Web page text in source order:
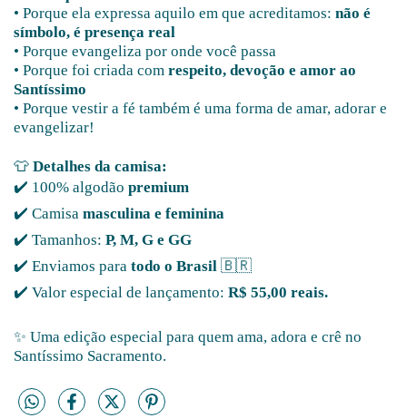
• Porque ela expressa aquilo em que acreditamos: não é
símbolo, é presença real
• Porque evangeliza por onde você passa
• Porque foi criada com respeito, devoção e amor ao
Santíssimo
• Porque vestir a fé também é uma forma de amar, adorar e
evangelizar!
👕 Detalhes da camisa:
✔️ 100% algodão premium
✔️ Camisa masculina e feminina
✔️ Tamanhos: P, M, G e GG
✔️ Enviamos para todo o Brasil 🇧🇷
✔️ Valor especial de lançamento: R$ 55,00 reais.
✨ Uma edição especial para quem ama, adora e crê no
Santíssimo Sacramento.